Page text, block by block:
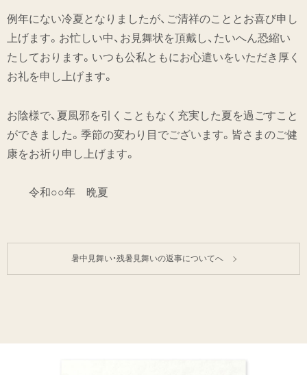
例年にない冷夏となりましたが、ご清祥のこととお喜び申し
上げます。お忙しい中、お見舞状を頂戴し、たいへん恐縮い
たしております。いつも公私ともにお心遣いをいただき厚く
お礼を申し上げます。
お陰様で、夏風邪を引くこともなく充実した夏を過ごすこと
ができました。季節の変わり目でございます。皆さまのご健
康をお祈り申し上げます。
令和○○年 晩夏
暑中見舞い・残暑見舞いの返事についてへ
特集
ミドリオフィシャルサイト